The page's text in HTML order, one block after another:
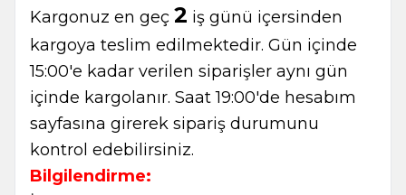
Kargonuz en geç 2 iş günü içersinden
kargoya teslim edilmektedir. Gün içinde
15:00'e kadar verilen siparişler aynı gün
içinde kargolanır. Saat 19:00'de hesabım
sayfasına girerek sipariş durumunu
kontrol edebilirsiniz.
Bilgilendirme: